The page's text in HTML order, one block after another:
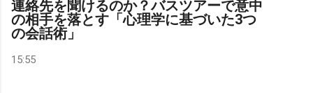
連絡先を聞けるのか？バスツアーで意中
の相手を落とす「心理学に基づいた3つ
の会話術」
15:55